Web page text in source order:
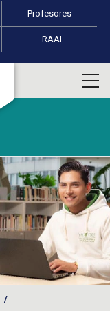
Profesores
RAAI
/